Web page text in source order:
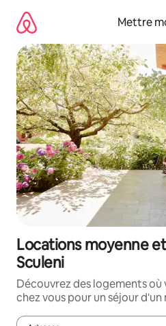
directement
contenu
Mettre
Locations moyenne
Sculeni
Découvrez des logements où
chez vous pour un séjour d'un